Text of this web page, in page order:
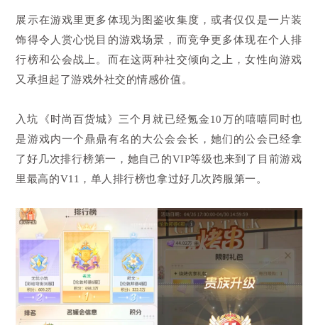
展示在游戏里更多体现为图鉴收集度，或者仅仅是一片装
饰得令人赏心悦目的游戏场景，而竞争更多体现在个人排
行榜和公会战上。而在这两种社交倾向之上，女性向游戏
又承担起了游戏外社交的情感价值。
入坑《时尚百货城》三个月就已经氪金10万的嘻嘻同时也
是游戏内一个鼎鼎有名的大公会会长，她们的公会已经拿
了好几次排行榜第一，她自己的VIP等级也来到了目前游戏
里最高的V11，单人排行榜也拿过好几次跨服第一。